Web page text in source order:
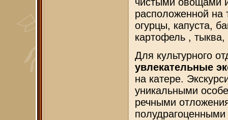
расположенной на
огурцы, капуста,
картофель ,
Для культурного
увлекательные
на катере.
уникальными
речными